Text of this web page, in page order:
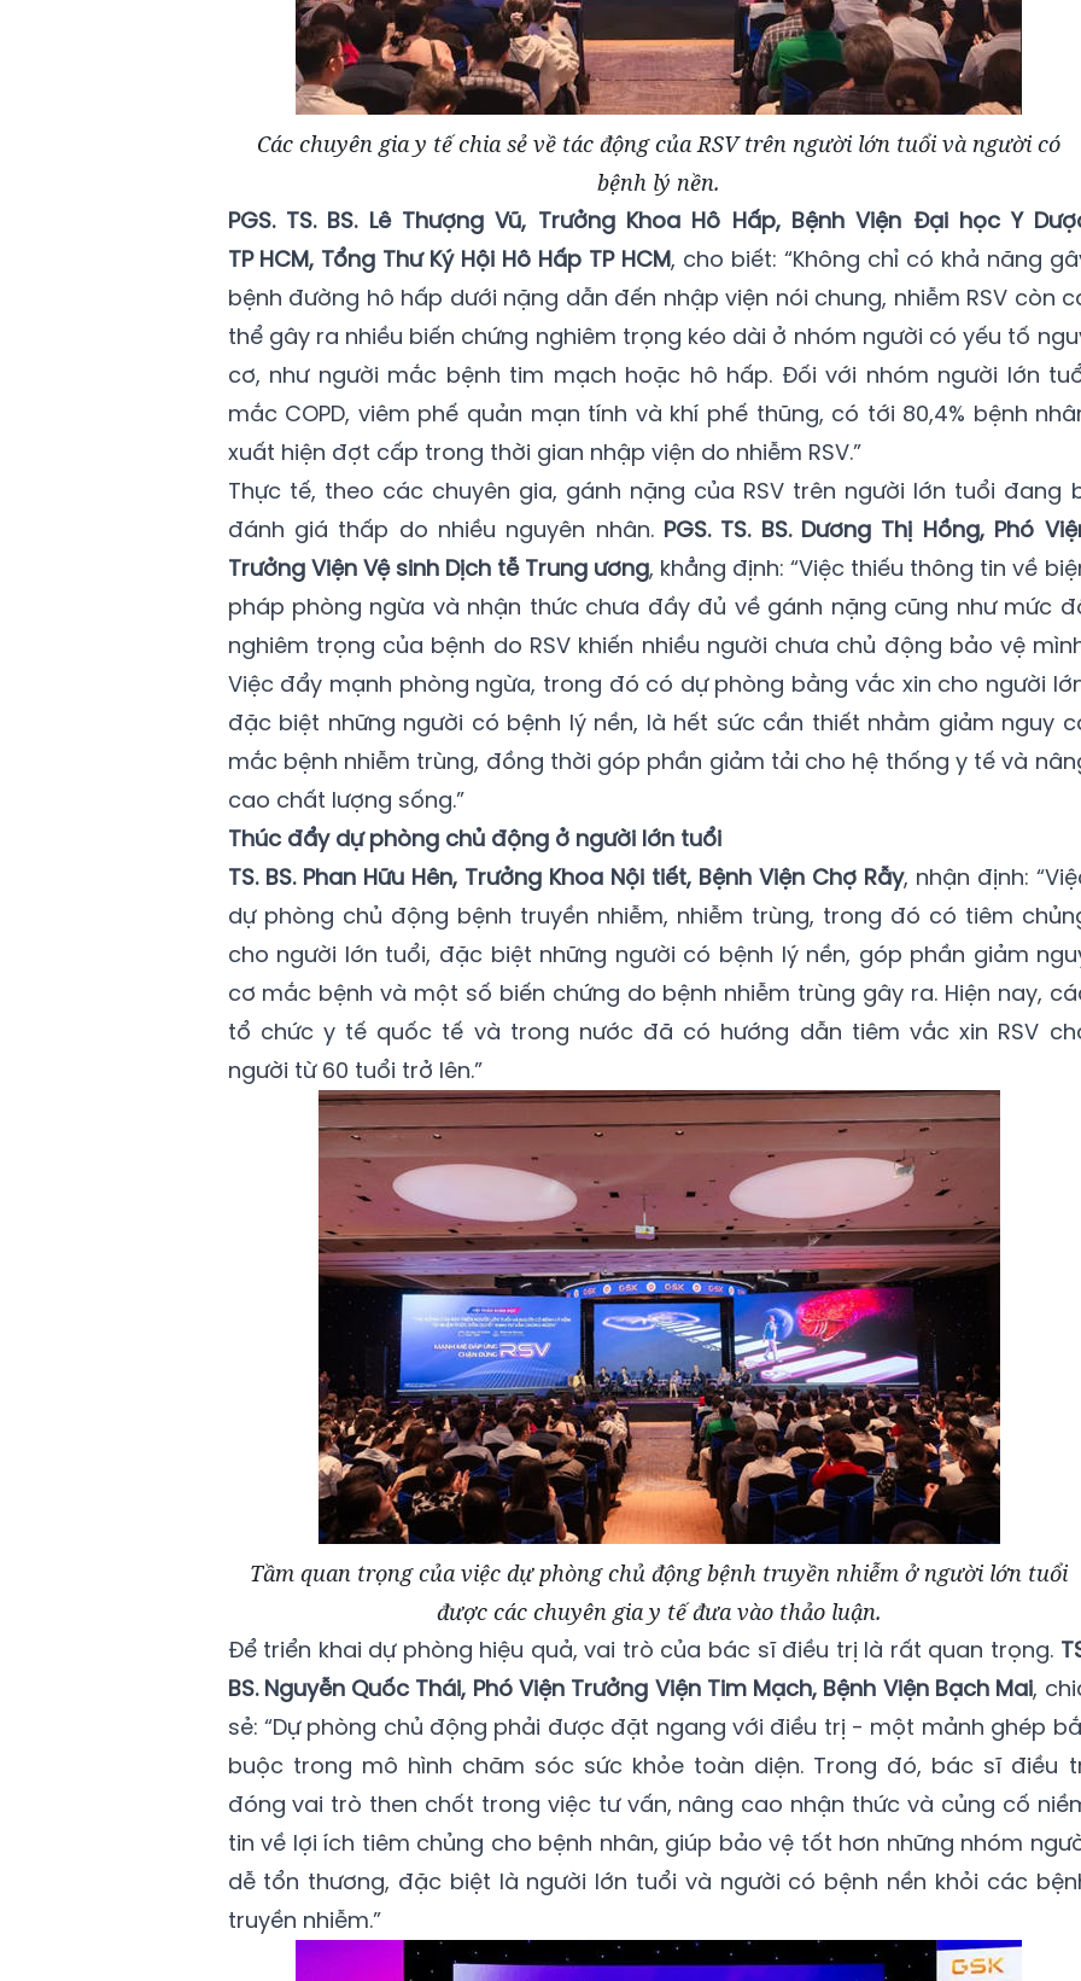
Các chuyên gia y tế chia sẻ về tác động của RSV trên người lớn tuổi và người có
bệnh lý nền.
PGS. TS. BS. Lê Thượng Vũ, Trưởng Khoa Hô Hấp, Bệnh Viện Đại học Y
TP HCM, Tổng Thư Ký Hội Hô Hấp TP HCM, cho biết: “Không chỉ có khả năng
bệnh đường hô hấp dưới nặng dẫn đến nhập viện nói chung, nhiễm RSV còn
thể gây ra nhiều biến chứng nghiêm trọng kéo dài ở nhóm người có yếu tố
cơ, như người mắc bệnh tim mạch hoặc hô hấp. Đối với nhóm người lớn
mắc COPD, viêm phế quản mạn tính và khí phế thũng, có tới 80,4% bệnh
xuất hiện đợt cấp trong thời gian nhập viện do nhiễm RSV.”
Thực tế, theo các chuyên gia, gánh nặng của RSV trên người lớn tuổi đang
đánh giá thấp do nhiều nguyên nhân. PGS. TS. BS. Dương Thị Hồng, Phó
Trưởng Viện Vệ sinh Dịch tễ Trung ương, khẳng định: “Việc thiếu thông tin về
pháp phòng ngừa và nhận thức chưa đầy đủ về gánh nặng cũng như mức
nghiêm trọng của bệnh do RSV khiến nhiều người chưa chủ động bảo vệ
Việc đẩy mạnh phòng ngừa, trong đó có dự phòng bằng vắc xin cho người
đặc biệt những người có bệnh lý nền, là hết sức cần thiết nhằm giảm nguy
mắc bệnh nhiễm trùng, đồng thời góp phần giảm tải cho hệ thống y tế và
cao chất lượng sống.”
Thúc đẩy dự phòng chủ động ở người lớn tuổi
TS. BS. Phan Hữu Hên, Trưởng Khoa Nội tiết, Bệnh Viện Chợ Rẫy, nhận định:
dự phòng chủ động bệnh truyền nhiễm, nhiễm trùng, trong đó có tiêm
cho người lớn tuổi, đặc biệt những người có bệnh lý nền, góp phần giảm
cơ mắc bệnh và một số biến chứng do bệnh nhiễm trùng gây ra. Hiện nay,
tổ chức y tế quốc tế và trong nước đã có hướng dẫn tiêm vắc xin RSV
người từ 60 tuổi trở lên.”
Tầm quan trọng của việc dự phòng chủ động bệnh truyền nhiễm ở người lớn tuổi
được các chuyên gia y tế đưa vào thảo luận.
Để triển khai dự phòng hiệu quả, vai trò của bác sĩ điều trị là rất quan trọng.
BS. Nguyễn Quốc Thái, Phó Viện Trưởng Viện Tim Mạch, Bệnh Viện Bạch Mai,
sẻ: “Dự phòng chủ động phải được đặt ngang với điều trị - một mảnh ghép
buộc trong mô hình chăm sóc sức khỏe toàn diện. Trong đó, bác sĩ điều
đóng vai trò then chốt trong việc tư vấn, nâng cao nhận thức và củng cố
tin về lợi ích tiêm chủng cho bệnh nhân, giúp bảo vệ tốt hơn những nhóm
dễ tổn thương, đặc biệt là người lớn tuổi và người có bệnh nền khỏi các
truyền nhiễm.”